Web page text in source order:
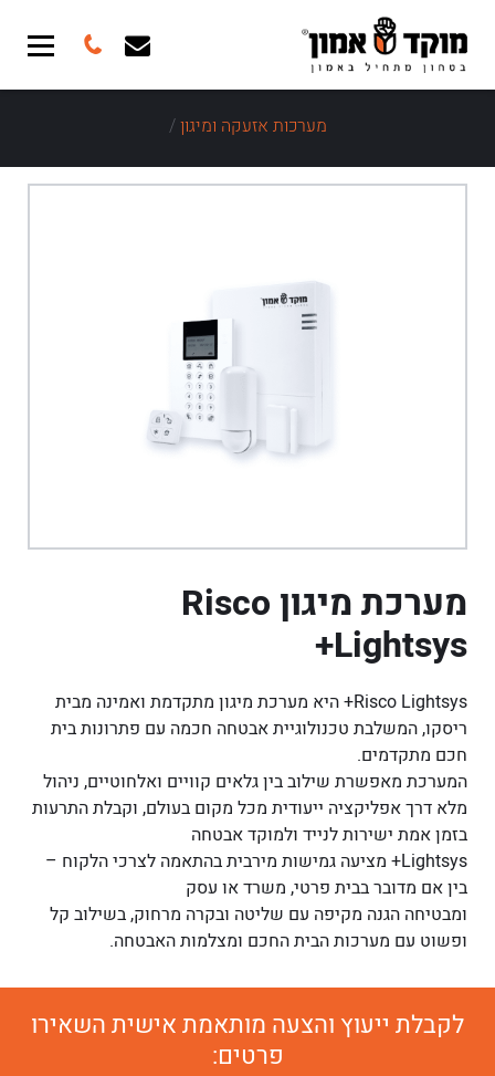
מערכות אזעקה ומיגון/
מערכת מיגון Risco
Lightsys+
Risco Lightsys+ היא מערכת מיגון מתקדמת ואמינה מבית
ריסקו, המשלבת טכנולוגיית אבטחה חכמה עם פתרונות בית
חכם מתקדמים.
המערכת מאפשרת שילוב בין גלאים קוויים ואלחוטיים, ניהול
מלא דרך אפליקציה ייעודית מכל מקום בעולם, וקבלת התרעות
בזמן אמת ישירות לנייד ולמוקד אבטחה
Lightsys+ מציעה גמישות מירבית בהתאמה לצרכי הלקוח –
בין אם מדובר בבית פרטי, משרד או עסק
ומבטיחה הגנה מקיפה עם שליטה ובקרה מרחוק, בשילוב קל
ופשוט עם מערכות הבית החכם ומצלמות האבטחה.
לקבלת ייעוץ והצעה מותאמת אישית השאירו
פרטים: